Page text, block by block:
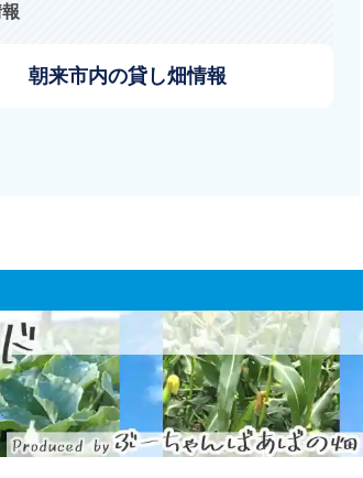
朝来市内の貸し畑情報